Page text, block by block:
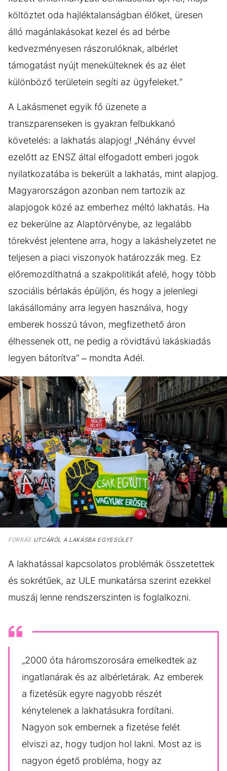
költöztet oda hajléktalanságban élőket, üresen
álló magánlakásokat kezel és ad bérbe
kedvezményesen rászorulóknak, albérlet
támogatást nyújt menekülteknek és az élet
különböző területein segíti az ügyfeleket.”
A Lakásmenet egyik fő üzenete a
transzparenseken is gyakran felbukkanó
követelés: a lakhatás alapjog! „Néhány évvel
ezelőtt az ENSZ által elfogadott emberi jogok
nyilatkozatába is bekerült a lakhatás, mint alapjog.
Magyarországon azonban nem tartozik az
alapjogok közé az emberhez méltó lakhatás. Ha
ez bekerülne az Alaptörvénybe, az legalább
törekvést jelentene arra, hogy a lakáshelyzetet ne
teljesen a piaci viszonyok határozzák meg. Ez
előremozdíthatná a szakpolitikát afelé, hogy több
szociális bérlakás épüljön, és hogy a jelenlegi
lakásállomány arra legyen használva, hogy
emberek hosszú távon, megfizethető áron
élhessenek ott, ne pedig a rövidtávú lakáskiadás
legyen bátorítva” – mondta Adél.
FORRÁSUTCÁRÓL A LAKÁSBA EGYESÜLET
A lakhatással kapcsolatos problémák összetettek
és sokrétűek, az ULE munkatársa szerint ezekkel
muszáj lenne rendszerszinten is foglalkozni.
„2000 óta háromszorosára emelkedtek az
ingatlanárak és az albérletárak. Az emberek
a fizetésük egyre nagyobb részét
kénytelenek a lakhatásukra fordítani.
Nagyon sok embernek a fizetése felét
elviszi az, hogy tudjon hol lakni. Most az is
nagyon égető probléma, hogy az